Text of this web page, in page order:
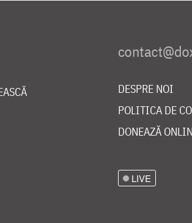
DESPRE NOI
POLITICA DE
DONEAZĂ
LIVE